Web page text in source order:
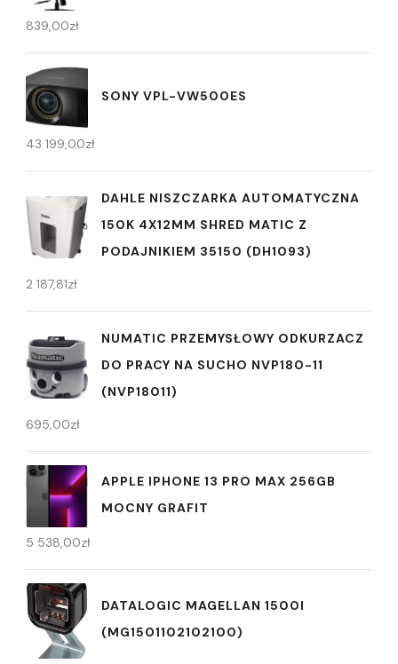
839,00zł
SONY VPL-VW500ES
43 199,00zł
DAHLE NISZCZARKA AUTOMATYCZNA
150K 4X12MM SHRED MATIC Z
PODAJNIKIEM 35150 (DH1093)
2 187,81zł
NUMATIC PRZEMYSŁOWY ODKURZACZ
DO PRACY NA SUCHO NVP180-11
(NVP18011)
695,00zł
APPLE IPHONE 13 PRO MAX 256GB
MOCNY GRAFIT
5 538,00zł
DATALOGIC MAGELLAN 1500I
(MG1501102102100)